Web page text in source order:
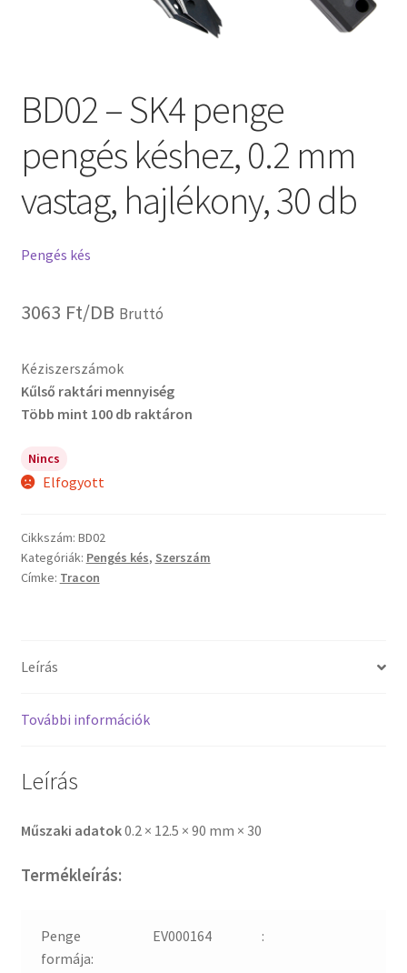
BD02 – SK4 penge
pengés késhez, 0.2 mm
vastag, hajlékony, 30 db
Pengés kés
3063 Ft/DB Bruttó
Kéziszerszámok
Kűlső raktári mennyiség
Több mint 100 db raktáron
Nincs
Elfogyott
Cikkszám: BD02
Kategóriák: Pengés kés, Szerszám
Címke: Tracon
Leírás
További információk
Leírás
Műszaki adatok0.2 × 12.5 × 90 mm × 30
Termékleírás:
Penge
formája:
EV000164 :